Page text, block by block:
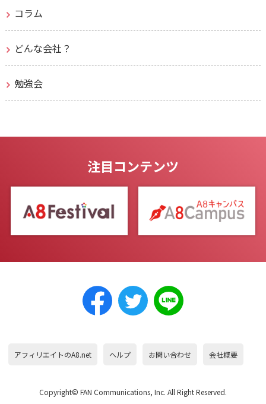
コラム
どんな会社？
勉強会
注目コンテンツ
アフィリエイトのA8.net ヘルプ お問い合わせ 会社概要
Copyright© FAN Communications, Inc. All Right Reserved.